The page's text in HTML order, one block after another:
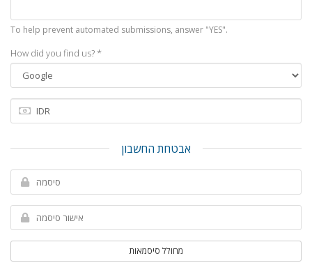
To help prevent automated submissions, answer "YES".
How did you find us? *
אבטחת החשבון
מחולל סיסמאות